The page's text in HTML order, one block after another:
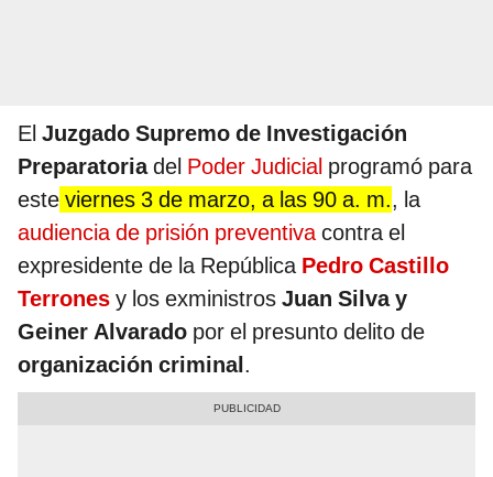
El Juzgado Supremo de Investigación
Preparatoriadel Poder Judicial programó para
este viernes 3 de marzo, a las 90 a. m., la
audiencia de prisión preventivacontra el
expresidente de la República Pedro Castillo
Terrones y los exministros Juan Silva y
Geiner Alvarado por el presunto delito de
organización criminal.